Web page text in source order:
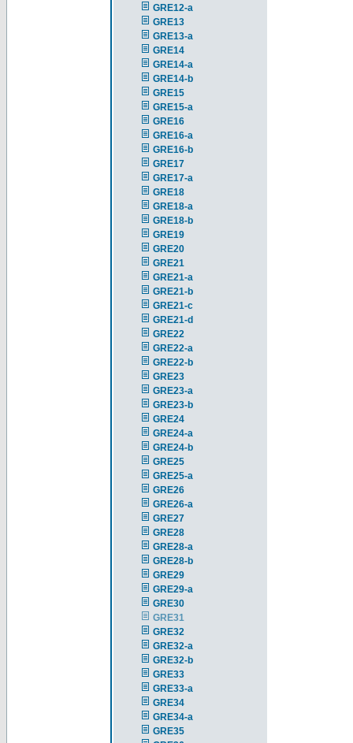
GRE12-a
GRE13
GRE13-a
GRE14
GRE14-a
GRE14-b
GRE15
GRE15-a
GRE16
GRE16-a
GRE16-b
GRE17
GRE17-a
GRE18
GRE18-a
GRE18-b
GRE19
GRE20
GRE21
GRE21-a
GRE21-b
GRE21-c
GRE21-d
GRE22
GRE22-a
GRE22-b
GRE23
GRE23-a
GRE23-b
GRE24
GRE24-a
GRE24-b
GRE25
GRE25-a
GRE26
GRE26-a
GRE27
GRE28
GRE28-a
GRE28-b
GRE29
GRE29-a
GRE30
GRE31
GRE32
GRE32-a
GRE32-b
GRE33
GRE33-a
GRE34
GRE34-a
GRE35